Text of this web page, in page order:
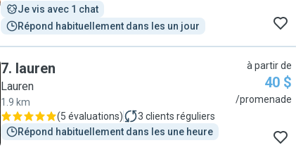
Je vis avec 1 chat
Répond habituellement dans les un jour
7. lauren
Lauren
1.9 km
(5 évaluations) 3 clients réguliers
Répond habituellement dans les une heure
à partir de
40 $
/promenade